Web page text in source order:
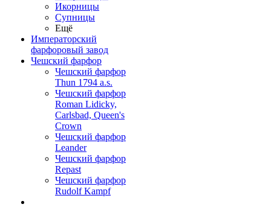
Икорницы
Супницы
Ещё
Императорский
фарфоровый завод
Чешский фарфор
Чешский фарфор
Thun 1794 a.s.
Чешский фарфор
Roman Lidicky,
Carlsbad, Queen's
Crown
Чешский фарфор
Leander
Чешский фарфор
Repast
Чешский фарфор
Rudolf Kampf